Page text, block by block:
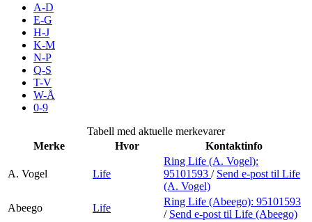
Inspirasjon
Søk
Praktisk informasjon
Ledige stillinger
Magasin
A-D
E-G
H-J
K-M
N-P
Q-S
T-V
W-Å
0-9
Tabell med aktuelle merkevarer
Merke
Hvor Kontaktinfo
A. Vogel Life
Ring Life (A. Vogel):
95101593 / Send e-post til Life
(A. Vogel)
Abeego
Life
Ring Life (Abeego): 95101593
/ Send e-post til Life (Abeego)